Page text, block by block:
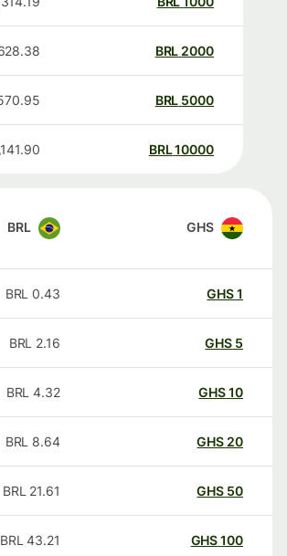
2000
BRL
4,628.38
5000
BRL
10000
BRL
GHS
BRL
GHS
0.43
BRL
GHS
2.16
BRL
GHS
4.32
BRL
20
GHS
8.64
BRL
50
GHS
21.61
BRL
100
GHS
43.21
BRL